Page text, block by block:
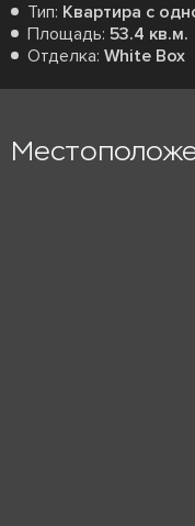
Тип: Квартира с
Площадь: 53.4 кв.м.
Отделка: White Box